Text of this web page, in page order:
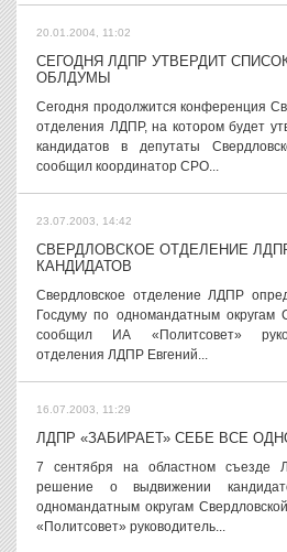
20.01.2004, 11:02
СЕГОДНЯ ЛДПР УТВЕРДИТ
ОБЛДУМЫ
Сегодня продолжится конференция
отделения ЛДПР, на котором будет
кандидатов в депутаты
сообщил координатор СРО...
23.07.2003, 14:42
СВЕРДЛОВСКОЕ ОТДЕЛЕНИЕ
КАНДИДАТОВ
Свердловское отделение ЛДПР
Госдуму по одномандатным округам
сообщил ИА «Политсовет»
отделения ЛДПР Евгений...
16.07.2003, 11:29
ЛДПР «ЗАБИРАЕТ» СЕБЕ ВСЕ
7 сентября на областном съезде
решение о выдвижении
одномандатным округам
«Политсовет» руководитель...